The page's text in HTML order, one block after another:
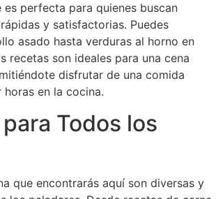
es perfecta para quienes buscan
y satisfactorias. Puedes
asado hasta verduras al horno en
recetas son ideales para una cena
disfrutar de una comida
en la cocina.
Todos los
que encontrarás aquí son diversas y